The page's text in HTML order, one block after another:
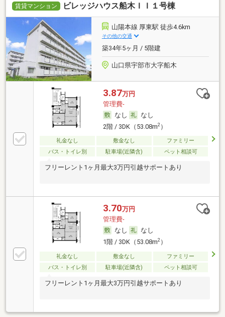
賃貸マンション ビレッジハウス船木ＩＩ１号棟
山陽本線 厚東駅 徒歩4.6km
その他の交通
築34年5ヶ月 / 5階建
山口県宇部市大字船木
3.87万円
管理費-
なし
なし
2階 / 3DK（53.08m2）
礼金なし 敷金なし
ファミリー
バス・トイレ別
駐車場(近隣含) ペット相談可
フリーレント1ヶ月最大3万円引越サポートあり
3.70万円
管理費-
なし
なし
1階 / 3DK（53.08m2）
礼金なし 敷金なし
ファミリー
バス・トイレ別
駐車場(近隣含) ペット相談可
フリーレント1ヶ月最大3万円引越サポートあり